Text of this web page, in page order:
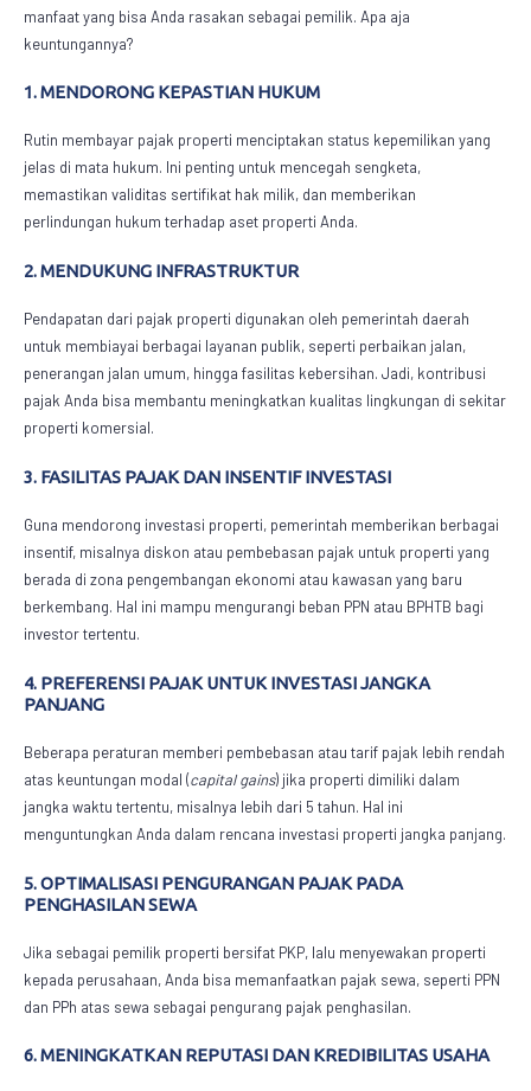
manfaat yang bisa Anda rasakan sebagai pemilik. Apa aja
keuntungannya?
1. MENDORONG KEPASTIAN HUKUM
Rutin membayar pajak properti menciptakan status kepemilikan yang
jelas di mata hukum. Ini penting untuk mencegah sengketa,
memastikan validitas sertifikat hak milik, dan memberikan
perlindungan hukum terhadap aset properti Anda.
2. MENDUKUNG INFRASTRUKTUR
Pendapatan dari pajak properti digunakan oleh pemerintah daerah
untuk membiayai berbagai layanan publik, seperti perbaikan jalan,
penerangan jalan umum, hingga fasilitas kebersihan. Jadi, kontribusi
pajak Anda bisa membantu meningkatkan kualitas lingkungan di sekitar
properti komersial.
3. FASILITAS PAJAK DAN INSENTIF INVESTASI
Guna mendorong investasi properti, pemerintah memberikan berbagai
insentif, misalnya diskon atau pembebasan pajak untuk properti yang
berada di zona pengembangan ekonomi atau kawasan yang baru
berkembang. Hal ini mampu mengurangi beban PPN atau BPHTB bagi
investor tertentu.
4. PREFERENSI PAJAK UNTUK INVESTASI JANGKA
PANJANG
Beberapa peraturan memberi pembebasan atau tarif pajak lebih rendah
atas keuntungan modal (capital gains) jika properti dimiliki dalam
jangka waktu tertentu, misalnya lebih dari 5 tahun. Hal ini
menguntungkan Anda dalam rencana investasi properti jangka panjang.
5. OPTIMALISASI PENGURANGAN PAJAK PADA
PENGHASILAN SEWA
Jika sebagai pemilik properti bersifat PKP, lalu menyewakan properti
kepada perusahaan, Anda bisa memanfaatkan pajak sewa, seperti PPN
dan PPh atas sewa sebagai pengurang pajak penghasilan.
6. MENINGKATKAN REPUTASI DAN KREDIBILITAS USAHA